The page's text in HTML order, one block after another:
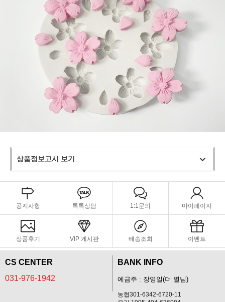
상품정보고시 보기
공지사항 톡톡상담 1:1문의 마이페이지
상품후기 VIP 게시판 배송조회 이벤트
CS CENTER
031-976-1942
BANK INFO
예금주 : 장영일(더 별님)
농협301-6342-6720-11